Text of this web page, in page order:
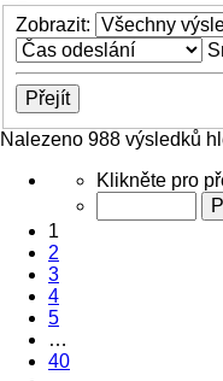
Zobrazit:
Nalezeno 988 výsledků
Stránka
z
40
Klikněte pro
1
2
3
4
5
…
40